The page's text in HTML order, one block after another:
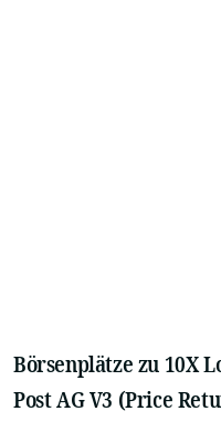
Börsenplätze zu 10X
Post AG V3 (Price